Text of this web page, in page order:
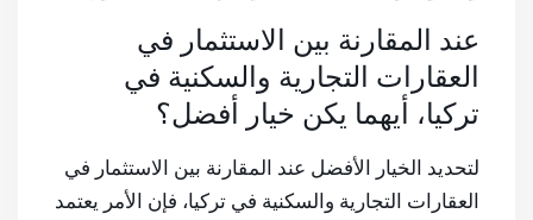
عند المقارنة بين الاستثمار في
العقارات التجارية والسكنية في
تركيا، أيهما يكن خيار أفضل؟
لتحديد الخيار الأفضل عند المقارنة بين الاستثمار في
العقارات التجارية والسكنية في تركيا، فإن الأمر يعتمد